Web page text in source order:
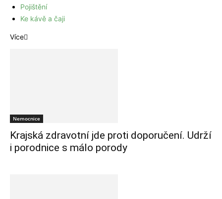
Pojištění
Ke kávě a čaji
Více
Nemocnice
Krajská zdravotní jde proti doporučení. Udrží
i porodnice s málo porody